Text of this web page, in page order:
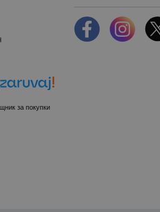
за покупки